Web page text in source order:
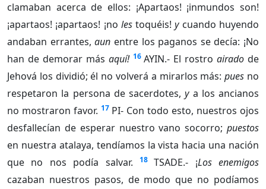
clamaban acerca de ellos: ¡Apartaos! ¡inmundos son!
¡apartaos! ¡apartaos! ¡no lestoquéis!ycuando huyendo
andaban errantes,aun entre los paganos se decía: ¡No
han de demorar más aquí! 16 AYIN.- El rostroairado de
Jehová los dividió; él no volverá a mirarlos más:pues no
respetaron la persona de sacerdotes,ya los ancianos
no mostraron favor. 17 PI- Con todo esto, nuestros ojos
desfallecían de esperar nuestro vano socorro; puestos
en nuestra atalaya, tendíamos la vista hacia una nación
que no nos podía salvar.
18 TSADE.- ¡Los enemigos
cazaban nuestros pasos, de modo que no podíamos